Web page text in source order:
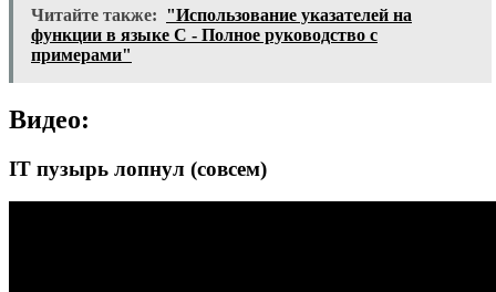
Читайте также: "Использование указателей на
функции в языке С - Полное руководство с
примерами"
Видео:
IT пузырь лопнул (совсем)